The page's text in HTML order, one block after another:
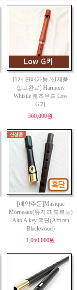
[1개 판매가능 /신제품
입고완료] Harmony
Whistle 로즈우드 Low
G키
560,000원
[예약주문]Musique
Morneaux(뮤지끄 모르노)
Alto A key 흑단(African
Blackwood)
1,050,000원